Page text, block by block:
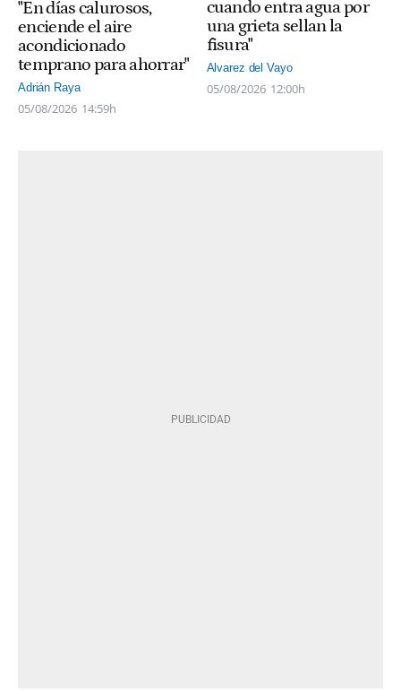
"En días calurosos,
enciende el aire
acondicionado
temprano para ahorrar"
Adrián Raya
05/08/2026 14:59h
cuando entra agua por
una grieta sellan la
fisura"
Alvarez del Vayo
05/08/2026 12:00h